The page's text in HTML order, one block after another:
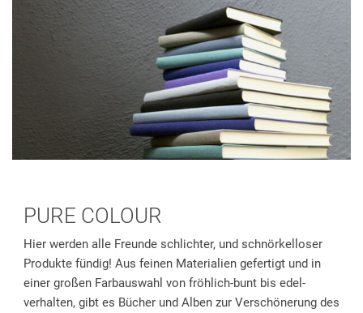
PURE COLOUR
Hier werden alle Freunde schlichter, und schnörkelloser
Produkte fündig! Aus feinen Materialien gefertigt und in
einer großen Farbauswahl von fröhlich-bunt bis edel-
verhalten, gibt es Bücher und Alben zur Verschönerung des